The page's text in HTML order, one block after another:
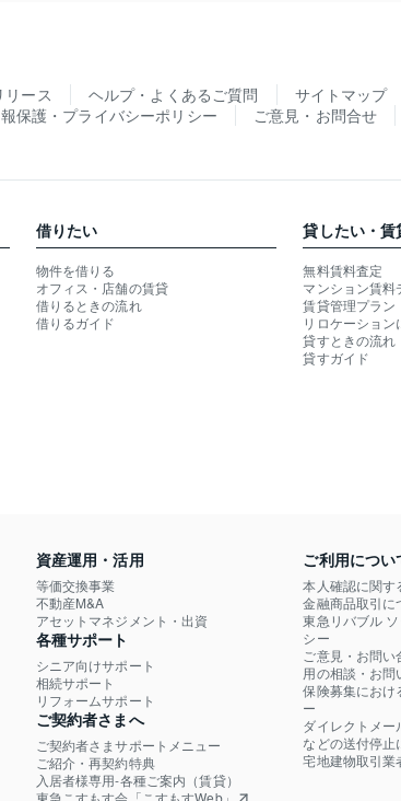
リース ヘルプ・よくあるご質問 サイトマップ
保護・プライバシーポリシー ご意見・お問合せ
借りたい
物件を借りる
オフィス・店舗の賃貸
借りるときの流れ
借りるガイド
貸したい・賃
無料賃料査定
マンション賃料
賃貸管理プラン
リロケーション
貸すときの流れ
貸すガイド
資産運用・活用
等価交換事業
不動産M&A
アセットマネジメント・出資
各種サポート
シニア向けサポート
相続サポート
リフォームサポート
ご契約者さまへ
ご契約者さまサポートメニュー
ご紹介・再契約特典
入居者様専用-各種ご案内（賃貸）
東急こすもす会「こすもすWeb」
ご利用につい
本人確認に関す
金融商品取引に
東急リバブル
シー
ご意見・お問
用の相談・お問
保険募集におけ
ー
ダイレクトメ
などの送付停止
宅地建物取引業